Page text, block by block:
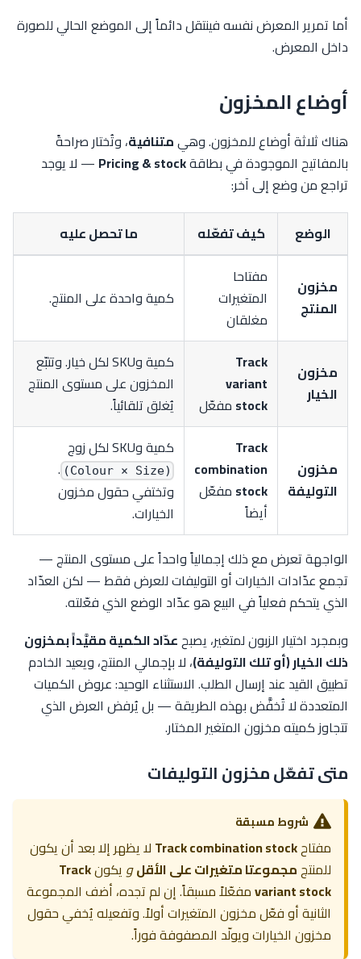
أما تمرير المعرض نفسه فينتقل دائماً إلى الموضع الحالي للصورة
داخل المعرض.
أوضاع المخزون
هناك ثلاثة أوضاع للمخزون. وهيمتنافية، وتُختار صراحةً
بالمفاتيح الموجودة في بطاقةPricing & stock — لا يوجد
تراجع من وضع إلى آخر:
الوضع
كيف تفعّله ما تحصل عليه
مخزون
المنتج
مفتاحا
المتغيرات
مغلقان
كمية واحدة على المنتج.
مخزون
الخيار
Track
variant
stock مفعّل
كمية وSKU لكل خيار. وتتبّع
المخزون على مستوى المنتج
يُغلق تلقائياً.
مخزون
التوليفة
Track
combination
stock مفعّل
أيضاً
كمية وSKU لكل زوج
(Colour × Size)
.
وتختفي حقول مخزون
الخيارات.
الواجهة تعرض مع ذلك إجمالياً واحداً على مستوى المنتج —
تجمع عدّادات الخيارات أو التوليفات للعرض فقط — لكن العدّاد
الذي يتحكم فعلياً في البيع هو عدّاد الوضع الذي فعّلته.
وبمجرد اختيار الزبون لمتغير، يصبحعدّاد الكمية مقيَّداً بمخزون
ذلك الخيار (أو تلك التوليفة)، لا بإجمالي المنتج، ويعيد الخادم
تطبيق القيد عند إرسال الطلب. الاستثناء الوحيد: عروض الكميات
المتعددة لا تُخفَّض بهذه الطريقة — بل يُرفض العرض الذي
تتجاوز كميته مخزون المتغير المختار.
متى تفعّل مخزون التوليفات
شروط مسبقة
مفتاحTrack combination stock لا يظهر إلا بعد أن يكون
للمنتجمجموعتا متغيرات على الأقلويكونTrack
variant stockمفعّلاً مسبقاً. إن لم تجده، أضف المجموعة
الثانية أو فعّل مخزون المتغيرات أولاً. وتفعيله يُخفي حقول
مخزون الخيارات ويولّد المصفوفة فوراً.